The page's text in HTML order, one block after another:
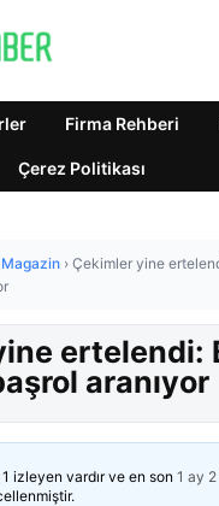
Firma Rehberi
Çerez Politikası
Magazin › Çekimler yine
ertelendi:
aranıyor
izleyen vardır ve en son 1 ay